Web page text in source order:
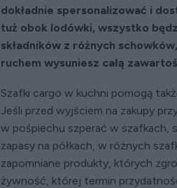
dokładnie spersonalizować i
tuż obok lodówki, wszystko
składników z różnych
ruchem wysuniesz całą
Szafki cargo w kuchni pomogą
Jeśli przed wyjściem na zakupy
w pośpiechu szperać w szafkach,
zapasy na półkach, w różnych
zapomniane produkty, których
żywność, której termin